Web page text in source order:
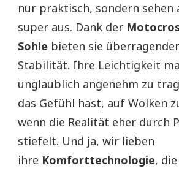
nur praktisch, sondern sehen
super aus. Dank der
Sohle bieten sie
Stabilität. Ihre Leichtigkeit
unglaublich angenehm zu
das Gefühl hast, auf Wolken
wenn die Realität eher durch
stiefelt. Und ja, wir lieben
ihre Komforttechnologie,